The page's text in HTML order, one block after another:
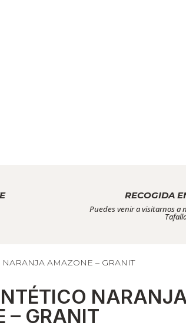
RECOGIDA
Puedes venir a visitarnos a
AMAZONE – GRANIT
– GRANIT